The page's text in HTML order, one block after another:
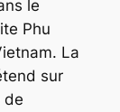
le
Phu
La
sur
de